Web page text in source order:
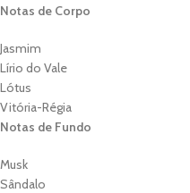
Notas de Corpo
Jasmim
Lírio do Vale
Lótus
Vitória-Régia
Notas de Fundo
Musk
Sândalo